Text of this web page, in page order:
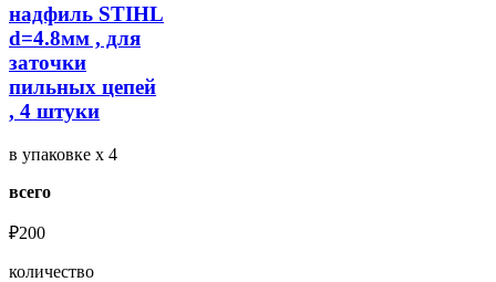
надфиль STIHL
d=4.8мм , для
заточки
пильных цепей
, 4 штуки
в упаковке x 4
всего
₽200
количество